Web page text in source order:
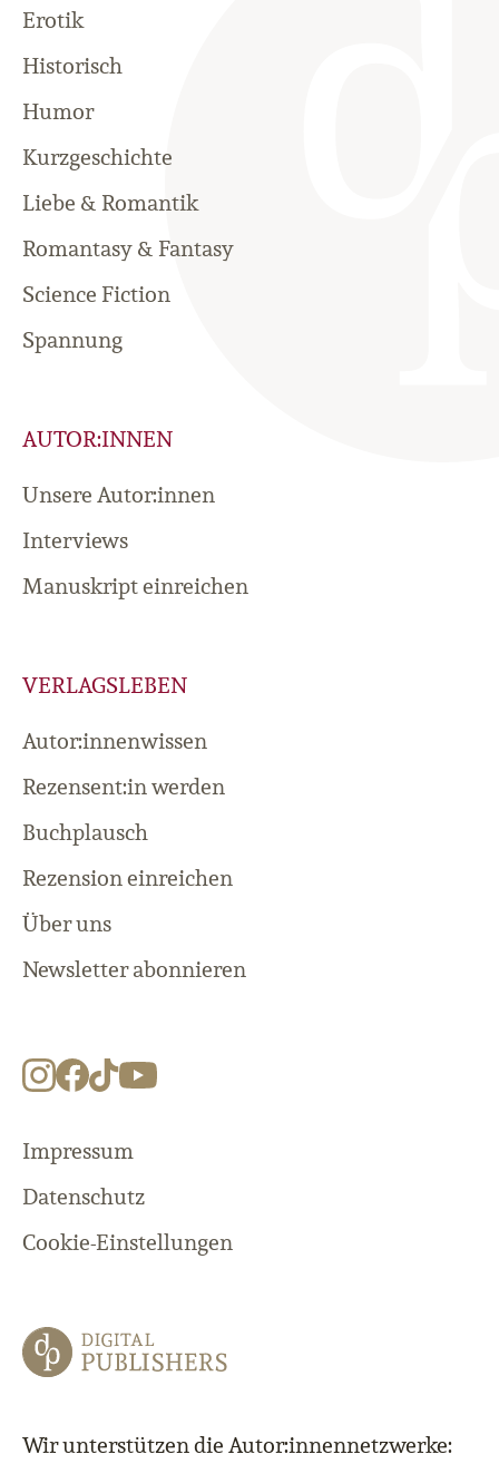
Erotik
Historisch
Humor
Kurzgeschichte
Liebe & Romantik
Romantasy & Fantasy
Science Fiction
Spannung
AUTOR:INNEN
Unsere Autor:innen
Interviews
Manuskript einreichen
VERLAGSLEBEN
Autor:innenwissen
Rezensent:in werden
Buchplausch
Rezension einreichen
Über uns
Newsletter abonnieren
Impressum
Datenschutz
Cookie-Einstellungen
Wir unterstützen die Autor:innennetzwerke: